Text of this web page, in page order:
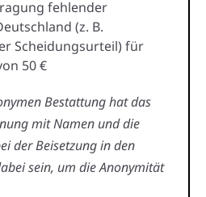
fehlender
(z. B.
Scheidungsurteil) für
50 €
Bestattung hat das
mit Namen und die
der Beisetzung in den
sein, um die Anonymität